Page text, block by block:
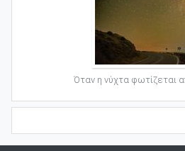
Όταν η νύχτα φωτίζεται